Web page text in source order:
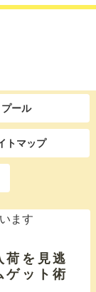
プール
トマップ
ます
荷を見逃
ゲット術